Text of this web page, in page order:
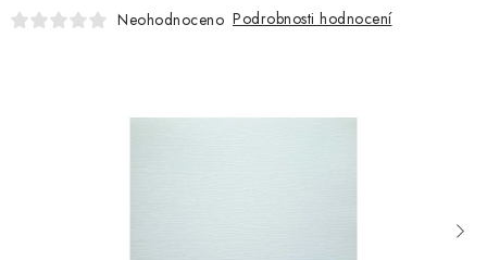
OBLÍBENÉ ♥️ Neohodnoceno Podrobnosti hodnocení